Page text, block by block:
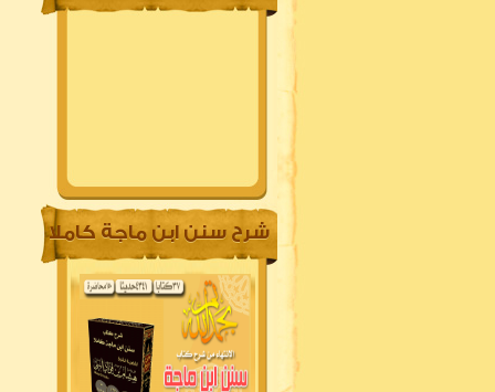
شرح سنن ابن ماجة كاملا